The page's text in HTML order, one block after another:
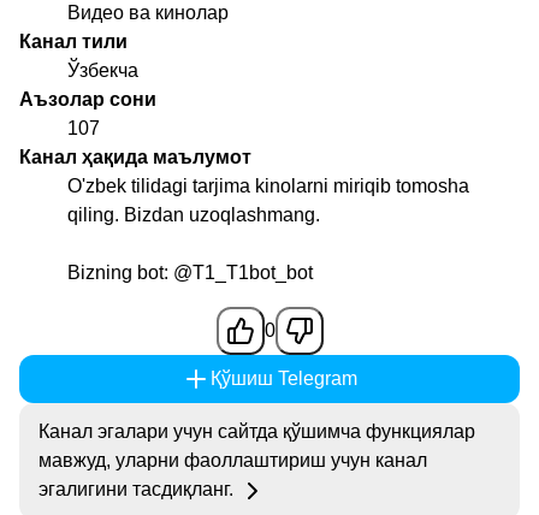
Видео ва кинолар
Канал тили
Ўзбекча
Аъзолар сони
107
Канал ҳақида маълумот
O'zbek tilidagi tarjima kinolarni miriqib tomosha
qiling. Bizdan uzoqlashmang.
Bizning bot: @T1_T1bot_bot
0
Қўшиш Telegram
Канал эгалари учун сайтда қўшимча функциялар
мавжуд, уларни фаоллаштириш учун канал
эгалигини тасдиқланг.